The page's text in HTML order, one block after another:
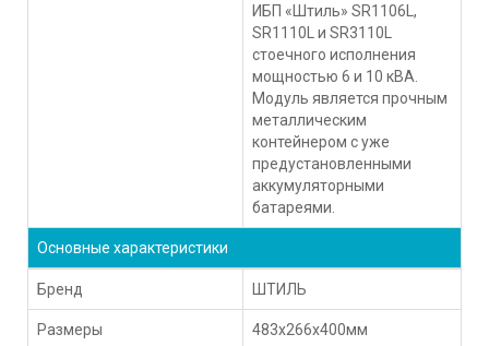
ИБП «Штиль» SR1106L,
SR1110L и SR3110L
стоечного исполнения
мощностью 6 и 10 кВА.
Модуль является прочным
металлическим
контейнером с уже
предустановленными
аккумуляторными
батареями.
Основные характеристики
Бренд ШТИЛЬ
Размеры 483x266x400мм